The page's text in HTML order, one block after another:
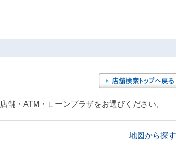
・ATM・ローンプラザをお選びください。
地図から探す